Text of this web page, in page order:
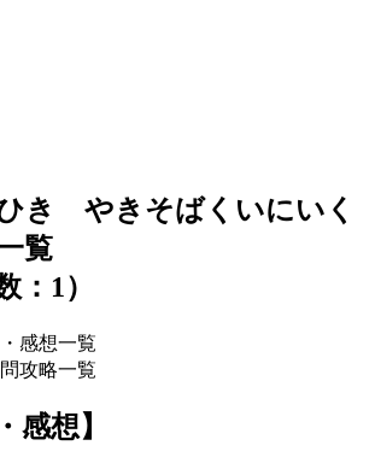
き やきそばくいにいく
覧
：1）
感想一覧
攻略一覧
感想】